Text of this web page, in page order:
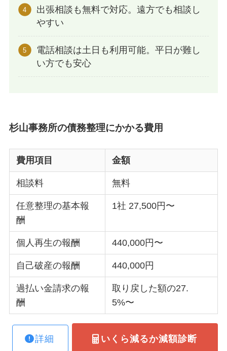
出張相談も無料で対応。遠方でも相談し
やすい
電話相談は土日も利用可能。平日が難し
い方でも安心
杉山事務所の債務整理にかかる費用
費用項目 金額
相談料 無料
任意整理の基本報
酬
1社 27,500円〜
個人再生の報酬 440,000円〜
自己破産の報酬 440,000円
過払い金請求の報
酬
取り戻した額の27.
5%〜
詳細 いくら減るか減額診断